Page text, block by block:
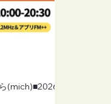
(mich)■2026年